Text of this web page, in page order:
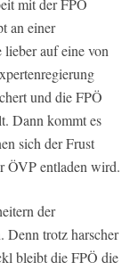
mit der FPÖ
an einer
lieber auf eine von
und die FPÖ
Dann kommt es
sich der Frust
ÖVP entladen wird.
der
Denn trotz harscher
bleibt die FPÖ die